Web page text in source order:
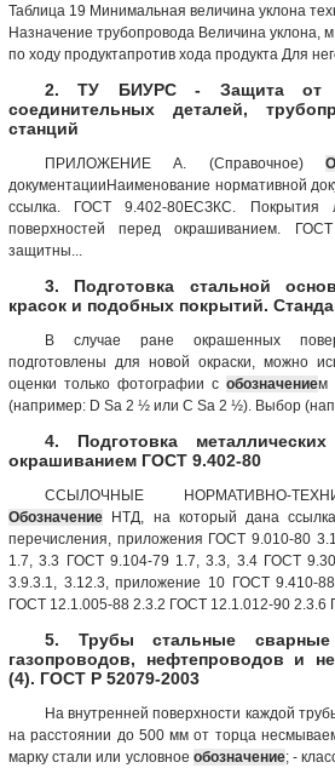
Таблица 19 Минимальная величина уклона
Назначение трубопровода Величина уклона,
по ходу продуктапротив хода продукта Для
2. ТУ БИУРС - Защита от
соединительных деталей,
станций
ПРИЛОЖЕНИЕ А. (Справочное)
документацииНаименование нормативной
ссылка. ГОСТ 9.402-80ЕСЗКС. Покрытия
поверхностей перед окрашиванием.
защитны...
3. Подготовка стальной
красок и подобных покрытий.
В случае ране окрашенных
подготовлены для новой окраски, можно
оценки только фотографии с обозначением
(например: D Sa 2 ½ или С Sa 2 ½). Выбор
4. Подготовка
окрашиванием ГОСТ 9.402-80
ССЫЛОЧНЫЕ НОРМАТИВНО-
Обозначение НТД, на который дана
перечисления, приложения ГОСТ 9.010-80
1.7, 3.3 ГОСТ 9.104-79 1.7, 3.3, 3.4 ГОСТ
3.9.3.1, 3.12.3, приложение 10 ГОСТ 9.410-
ГОСТ 12.1.005-88 2.3.2 ГОСТ 12.1.012-90 2.3.6
5. Трубы стальные сварные
газопроводов, нефтепроводов и
(4). ГОСТ Р 52079-2003
На внутренней поверхности каждой
на расстоянии до 500 мм от торца
марку стали или условное обозначение; -